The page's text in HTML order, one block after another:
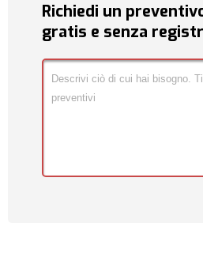
Richiedi un
gratis e senza